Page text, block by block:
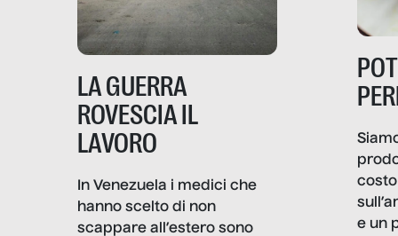
LA GUERRA
ROVESCIA IL
LAVORO
In Venezuela i medici che
hanno scelto di non
scappare all’estero sono
e un